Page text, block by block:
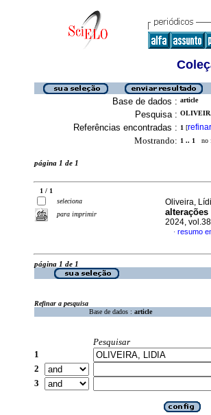
Base de dados : article
Pesquisa :
Referências encontradas : 1 [refinar
Mostrando: 1 .. 1 no
página 1 de 1
1 / 1
seleciona
para imprimir
Oliveira,
2024,
· resumo
página 1 de 1
Refinar a pesquisa
Base de dados : article
Pesquisar
1
2
3